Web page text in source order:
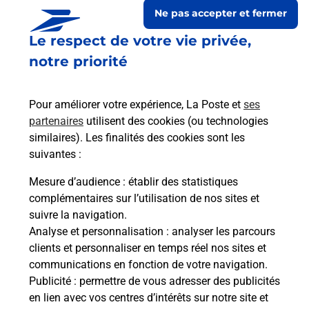
Le respect de votre vie privée,
notre priorité
Pour améliorer votre expérience, La Poste et ses
partenaires utilisent des cookies (ou technologies
similaires). Les finalités des cookies sont les
suivantes :
Mesure d’audience : établir des statistiques
complémentaires sur l’utilisation de nos sites et
suivre la navigation.
Analyse et personnalisation : analyser les parcours
clients et personnaliser en temps réel nos sites et
communications en fonction de votre navigation.
Publicité : permettre de vous adresser des publicités
en lien avec vos centres d’intérêts sur notre site et
Ne pas accepter et fermer
Collecte du courrier aujourd'hui à 09h00
2 Rue De L Eglise
21400 Villiers Le Duc
Itinéraire
Le lien s'ouvre dans un nouvel onglet